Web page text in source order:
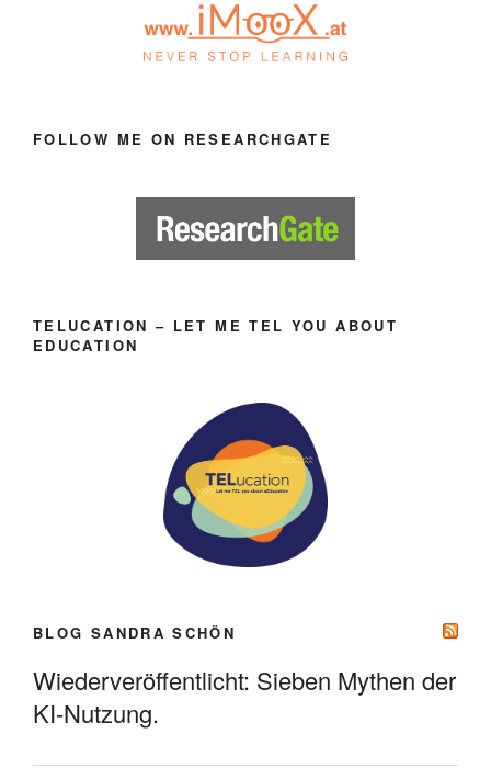
FOLLOW ME ON RESEARCHGATE
TELUCATION – LET ME TEL YOU ABOUT
EDUCATION
BLOG SANDRA SCHÖN
Wiederveröffentlicht: Sieben Mythen der
KI-Nutzung.